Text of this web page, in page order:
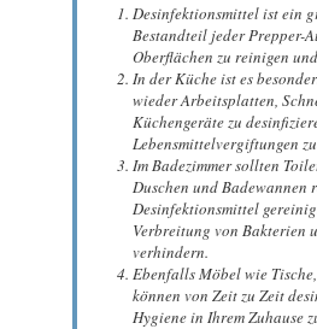
Desinfektionsmittel ist ein
Bestandteil jeder Prepper-
Oberflächen zu reinigen
In der Küche ist es
wieder Arbeitsplatten,
Küchengeräte zu
Lebensmittelvergiftungen
Im Badezimmer sollten
Duschen und Badewannen
Desinfektionsmittel
Verbreitung von Bakterien
verhindern.
Ebenfalls Möbel wie
können von Zeit zu Zeit
Hygiene in Ihrem Zuhause